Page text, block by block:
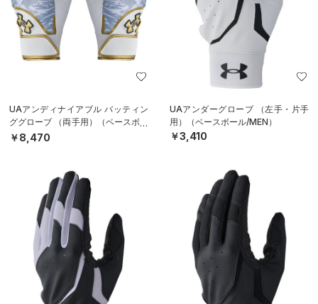
UAアンディナイアブル バッティン
ググローブ （両手用）（ベースボー
ル/MEN）
￥8,470
UAアンダーグローブ （左手・片手
用）（ベースボール/MEN）
￥3,410